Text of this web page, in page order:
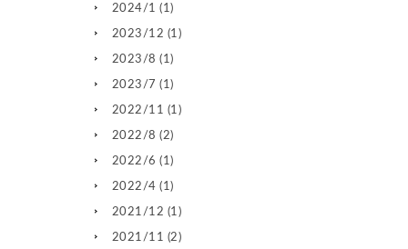
2024/1 (1)
2023/12 (1)
2023/8 (1)
2023/7 (1)
2022/11 (1)
2022/8 (2)
2022/6 (1)
2022/4 (1)
2021/12 (1)
2021/11 (2)